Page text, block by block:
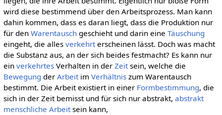
wird diese bestimmend über den Arbeitsprozess. Man kann
dahin kommen, dass es daran liegt, dass die Produktion nur
für den Warentauschgeschieht und darin eine Täuschung
eingeht, die alles verkehrterscheinen lässt. Doch was macht
die Substanz aus, an der sich beides festmacht? Es kann nur
ein verkehrtesVerhalten in der Zeitsein, welche die
Bewegung der Arbeitim Verhältniszum Warentausch
bestimmt. Die Arbeit existiert in einer Formbestimmung, die
sich in der Zeit bemisst und für sich nur abstrakt, abstrakt
menschliche Arbeitsein kann,